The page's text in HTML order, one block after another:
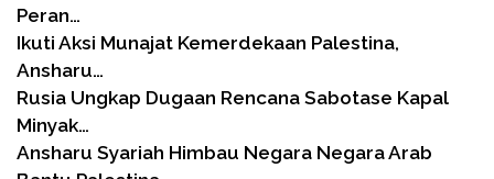
Peran…
Ikuti Aksi Munajat Kemerdekaan Palestina,
Ansharu…
Rusia Ungkap Dugaan Rencana Sabotase Kapal
Minyak…
Ansharu Syariah Himbau Negara Negara Arab